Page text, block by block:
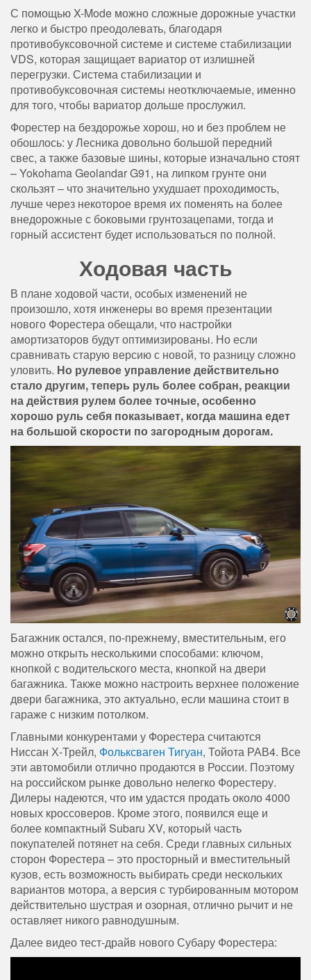
С помощью X-Mode можно сложные дорожные участки
легко и быстро преодолевать, благодаря
противобуксовочной системе и системе стабилизации
VDS, которая защищает вариатор от излишней
перегрузки. Система стабилизации и
противобуксовочная системы неотключаемые, именно
для того, чтобы вариатор дольше прослужил.
Форестер на бездорожье хорош, но и без проблем не
обошлось: у Лесника довольно большой передний
свес, а также базовые шины, которые изначально стоят
– Yokohama Geolandar G91, на липком грунте они
скользят – что значительно ухудшает проходимость,
лучше через некоторое время их поменять на более
внедорожные с боковыми грунтозацепами, тогда и
горный ассистент будет использоваться по полной.
Ходовая часть
В плане ходовой части, особых изменений не
произошло, хотя инженеры во время презентации
нового Форестера обещали, что настройки
амортизаторов будут оптимизированы. Но если
сравнивать старую версию с новой, то разницу сложно
уловить. Но рулевое управление действительно
стало другим, теперь руль более собран, реакции
на действия рулем более точные, особенно
хорошо руль себя показывает, когда машина едет
на большой скорости по загородным дорогам.
Багажник остался, по-прежнему, вместительным, его
можно открыть несколькими способами: ключом,
кнопкой с водительского места, кнопкой на двери
багажника. Также можно настроить верхнее положение
двери багажника, это актуально, если машина стоит в
гараже с низким потолком.
Главными конкурентами у Форестера считаются
Ниссан Х-Трейл, Фольксваген Тигуан, Тойота РАВ4. Все
эти автомобили отлично продаются в России. Поэтому
на российском рынке довольно нелегко Форестеру.
Дилеры надеются, что им удастся продать около 4000
новых кроссоверов. Кроме этого, появился еще и
более компактный Subaru XV, который часть
покупателей потянет на себя. Среди главных сильных
сторон Форестера – это просторный и вместительный
кузов, есть возможность выбирать среди нескольких
вариантов мотора, а версия с турбированным мотором
действительно шустрая и озорная, отлично рычит и не
оставляет никого равнодушным.
Далее видео тест-драйв нового Субару Форестера: